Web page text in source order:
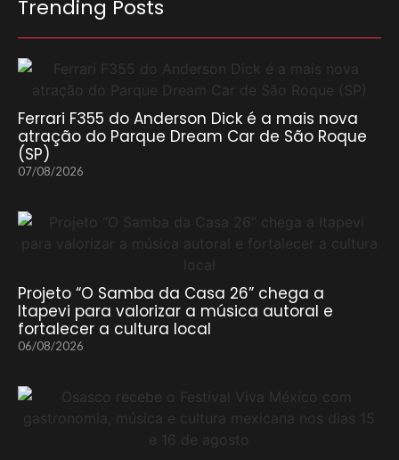
Trending Posts
Ferrari F355 do Anderson Dick é a mais nova
atração do Parque Dream Car de São Roque
(SP)
07/08/2026
Projeto “O Samba da Casa 26” chega a
Itapevi para valorizar a música autoral e
fortalecer a cultura local
06/08/2026